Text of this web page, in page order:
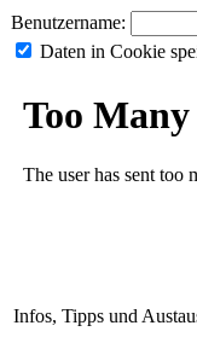
Benutzername:
Daten in Cookie
Infos, Tipps und